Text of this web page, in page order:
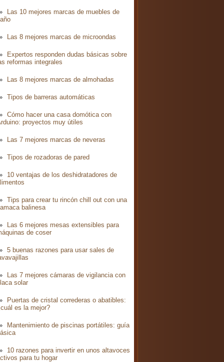
Las 10 mejores marcas de muebles de
Las 8 mejores marcas de microondas
Expertos responden dudas básicas sobre
reformas integrales
Las 8 mejores marcas de almohadas
Tipos de barreras automáticas
Cómo hacer una casa domótica con
proyectos muy útiles
Las 7 mejores marcas de neveras
Tipos de rozadoras de pared
10 ventajas de los deshidratadores de
Tips para crear tu rincón chill out con una
balinesa
Las 6 mejores mesas extensibles para
de coser
5 buenas razones para usar sales de
Las 7 mejores cámaras de vigilancia con
solar
Puertas de cristal correderas o abatibles:
es la mejor?
Mantenimiento de piscinas portátiles: guía
10 razones para invertir en unos altavoces
para tu hogar